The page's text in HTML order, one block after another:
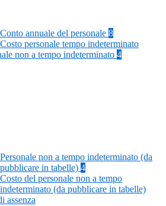
Conto annuale del personale 8
Costo personale tempo indeterminato
non a tempo indeterminato 4
Personale non a tempo indeterminato (da
pubblicare in tabelle) 4
Costo del personale non a tempo
indeterminato (da pubblicare in tabelle)
assenza